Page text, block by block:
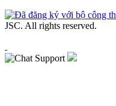
JSC. All rights reserved.